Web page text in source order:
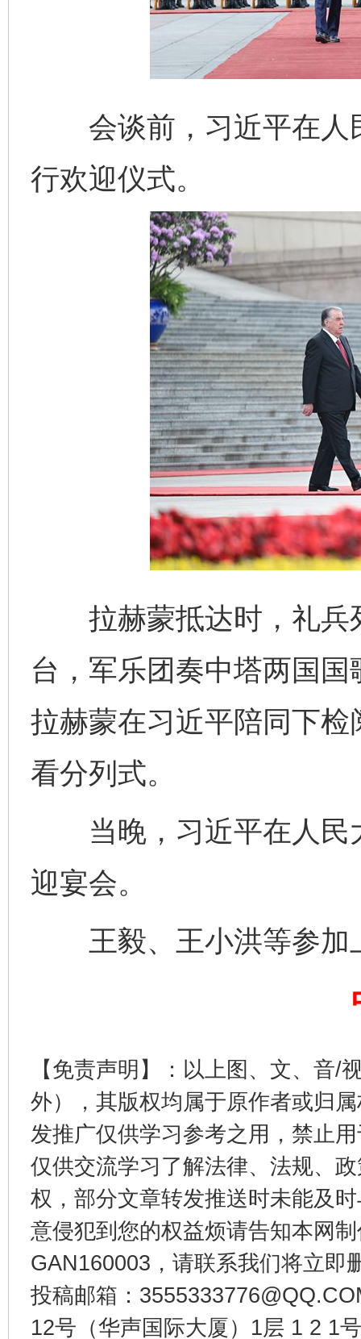
会谈前，习近平在人
行欢迎仪式。
拉赫蒙抵达时，礼兵
台，军乐团奏中塔两国
拉赫蒙在习近平陪同下
看分列式。
当晚，习近平在人民
迎宴会。
王毅、王小洪等参加
【免责声明】：以上图、文、音/
外），其版权均属于原作者或归
发推广仅供学习参考之用，禁止
仅供交流学习了解法律、法规、
权，部分文章转发推送时未能及
意侵犯到您的权益烦请告知本网
GAN160003，请联系我们将立即
投稿邮箱：
12号（华声国际大厦）1层 1 2 1
千年窑火 生生不息 一